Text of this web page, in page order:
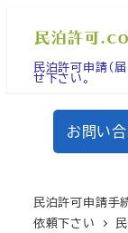
民泊許可申請（
せ下さい。
お問い
民泊許可申請手
依頼下さい